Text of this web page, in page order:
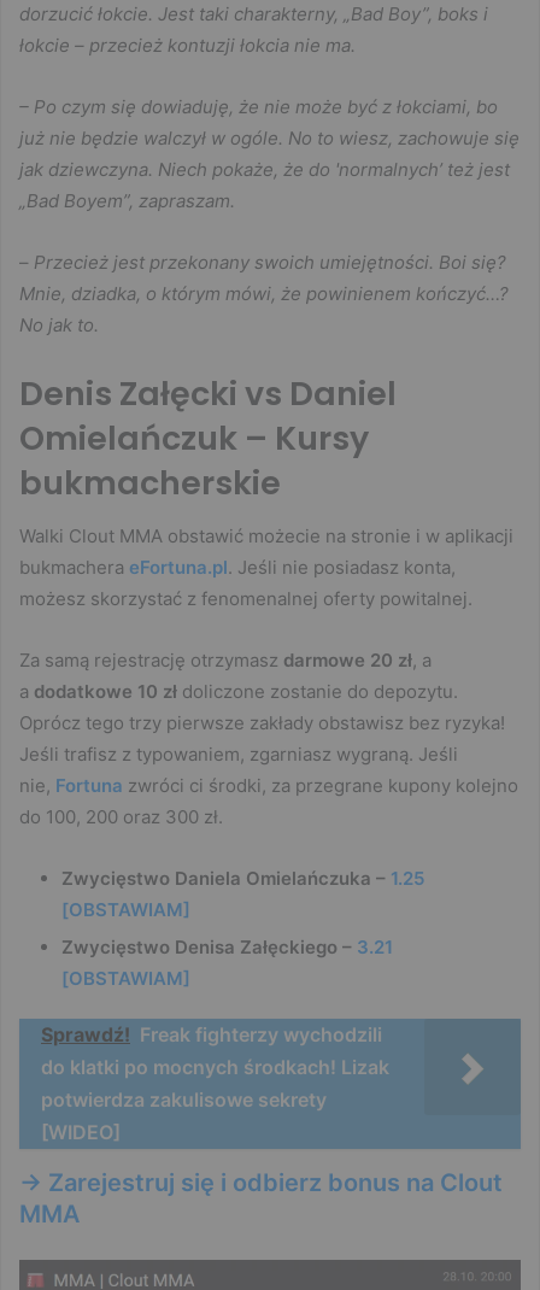
dorzucić łokcie. Jest taki charakterny, „Bad Boy”, boks i
łokcie – przecież kontuzji łokcia nie ma.
– Po czym się dowiaduję, że nie może być z łokciami, bo
już nie będzie walczył w ogóle. No to wiesz, zachowuje się
jak dziewczyna. Niech pokaże, że do 'normalnych’ też jest
„Bad Boyem”, zapraszam.
– Przecież jest przekonany swoich umiejętności. Boi się?
Mnie, dziadka, o którym mówi, że powinienem kończyć…?
No jak to.
Denis Załęcki vs Daniel
Omielańczuk – Kursy
bukmacherskie
Walki Clout MMA obstawić możecie na stronie i w aplikacji
bukmachera eFortuna.pl. Jeśli nie posiadasz konta,
możesz skorzystać z fenomenalnej oferty powitalnej.
Za samą rejestrację otrzymasz darmowe 20 zł, a
a dodatkowe 10 zł doliczone zostanie do depozytu.
Oprócz tego trzy pierwsze zakłady obstawisz bez ryzyka!
Jeśli trafisz z typowaniem, zgarniasz wygraną. Jeśli
nie, Fortuna zwróci ci środki, za przegrane kupony kolejno
do 100, 200 oraz 300 zł.
Zwycięstwo Daniela Omielańczuka – 1.25
[OBSTAWIAM]
Zwycięstwo Denisa Załęckiego – 3.21
[OBSTAWIAM]
Sprawdź! Freak fighterzy wychodzili
do klatki po mocnych środkach! Lizak
potwierdza zakulisowe sekrety
[WIDEO]
-> Zarejestruj się i odbierz bonus na Clout
MMA